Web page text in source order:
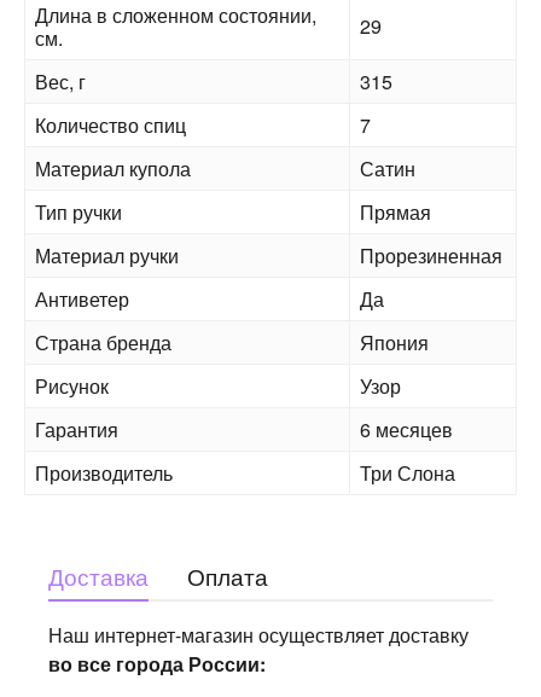
Длина в сложенном состоянии,
см.
29
Вес, г
315
Количество спиц
7
Материал купола
Сатин
Тип ручки
Прямая
Материал ручки
Прорезиненная
Антиветер
Да
Страна бренда
Япония
Рисунок
Узор
Гарантия
6 месяцев
Производитель
Три Слона
Доставка Оплата
Наш интернет-магазин осуществляет доставку
во все города России: